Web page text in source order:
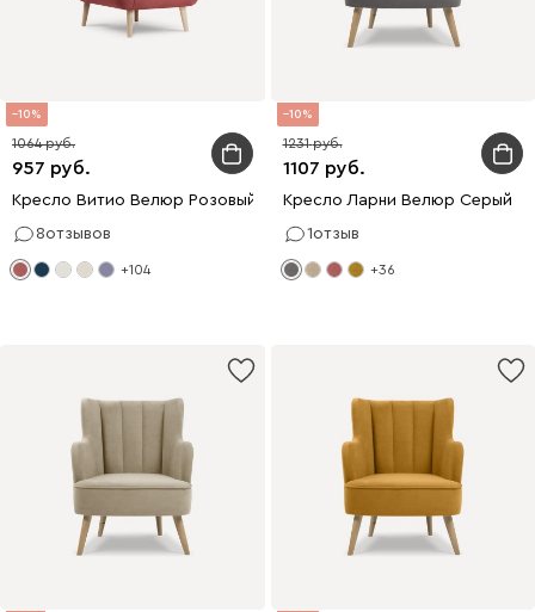
10
957
1064
Кресло Витио Велюр Розовый
8отзывов
+104
10
1107
1231
Кресло Ларни Велюр Серый
1отзыв
+36